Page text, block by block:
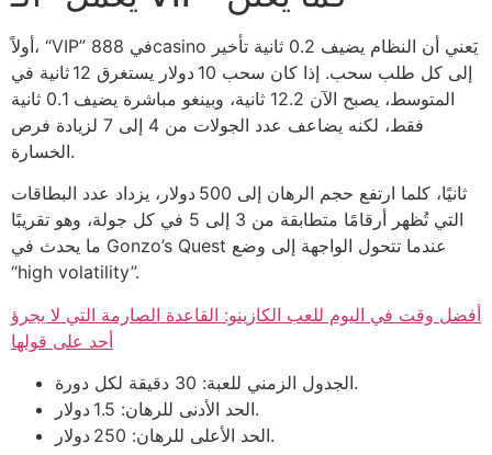
أولاً، “VIP” في 888casino يَعني أن النظام يضيف 0.2 ثانية تأخير
إلى كل طلب سحب. إذا كان سحب 10 دولار يستغرق 12 ثانية في
المتوسط، يصبح الآن 12.2 ثانية، وبينغو مباشرة يضيف 0.1 ثانية
فقط، لكنه يضاعف عدد الجولات من 4 إلى 7 لزيادة فرص
الخسارة.
ثانيًا، كلما ارتفع حجم الرهان إلى 500 دولار، يزداد عدد البطاقات
التي تُظهر أرقامًا متطابقة من 3 إلى 5 في كل جولة، وهو تقريبًا
ما يحدث في Gonzo’s Quest عندما تتحول الواجهة إلى وضع
“high volatility”.
أفضل وقت في اليوم للعب الكازينو: القاعدة الصارمة التي لا يجرؤ
أحد على قولها
الجدول الزمني للعبة: 30 دقيقة لكل دورة.
الحد الأدنى للرهان: 1.5 دولار.
الحد الأعلى للرهان: 250 دولار.